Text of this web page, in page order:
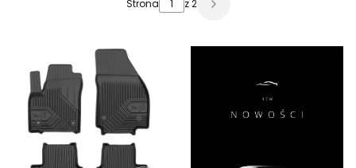
Strona z 2